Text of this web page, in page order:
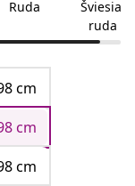
Ruda
Šviesiai
ruda
cm
cm
cm